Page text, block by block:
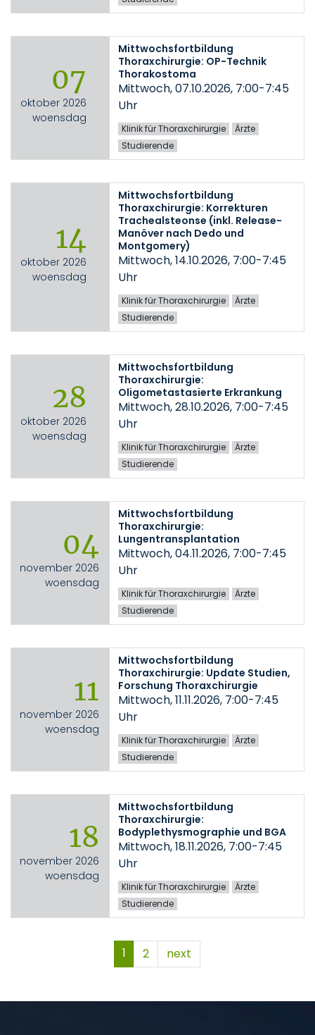
07
oktober 2026
woensdag
Mittwochsfortbildung
Thoraxchirurgie: OP-Technik
Thorakostoma
Mittwoch, 07.10.2026, 7:00-7:45
Uhr
Klinik für Thoraxchirurgie
Ärzte
Studierende
14
oktober 2026
woensdag
Mittwochsfortbildung
Thoraxchirurgie: Korrekturen
Trachealsteonse (inkl. Release-
Manöver nach Dedo und
Montgomery)
Mittwoch, 14.10.2026, 7:00-7:45
Uhr
Klinik für Thoraxchirurgie
Ärzte
Studierende
28
oktober 2026
woensdag
Mittwochsfortbildung
Thoraxchirurgie:
Oligometastasierte Erkrankung
Mittwoch, 28.10.2026, 7:00-7:45
Uhr
Klinik für Thoraxchirurgie
Ärzte
Studierende
04
november 2026
woensdag
Mittwochsfortbildung
Thoraxchirurgie:
Lungentransplantation
Mittwoch, 04.11.2026, 7:00-7:45
Uhr
Klinik für Thoraxchirurgie
Ärzte
Studierende
11
november 2026
woensdag
Mittwochsfortbildung
Thoraxchirurgie: Update Studien,
Forschung Thoraxchirurgie
Mittwoch, 11.11.2026, 7:00-7:45
Uhr
Klinik für Thoraxchirurgie
Ärzte
Studierende
18
november 2026
woensdag
Mittwochsfortbildung
Thoraxchirurgie:
Bodyplethysmographie und BGA
Mittwoch, 18.11.2026, 7:00-7:45
Uhr
Klinik für Thoraxchirurgie
Ärzte
Studierende
1 2 next